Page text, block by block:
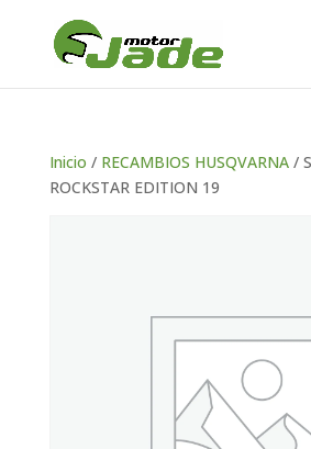
Inicio / RECAMBIOS HUSQVARNA/
ROCKSTAR EDITION 19